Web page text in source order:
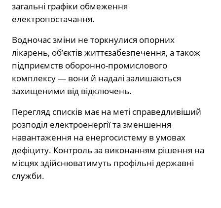
загальні графіки обмеження
електропостачання.
Водночас зміни не торкнулися опорних
лікарень, об’єктів життєзабезпечення, а також
підприємств оборонно-промислового
комплексу — вони й надалі залишаються
захищеними від відключень.
Перегляд списків має на меті справедливіший
розподіл електроенергії та зменшення
навантаження на енергосистему в умовах
дефіциту. Контроль за виконанням рішення на
місцях здійснюватимуть профільні державні
служби.